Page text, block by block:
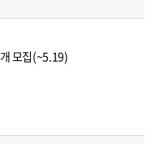
모집(~5.19)